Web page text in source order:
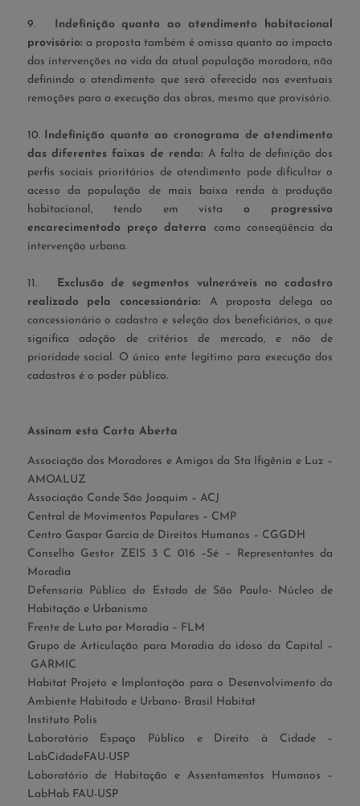
9. Indefinição quanto ao atendimento habitacional
provisório: a proposta também é omissa quanto ao impacto
das intervenções na vida da atual população moradora, não
definindo o atendimento que será oferecido nas eventuais
remoções para a execução das obras, mesmo que provisório.
10. Indefinição quanto ao cronograma de atendimento
das diferentes faixas de renda:A falta de definição dos
perfis sociais prioritários de atendimento pode dificultar o
acesso da população de mais baixa renda à produção
habitacional, tendo em vista o progressivo
encarecimentodo preço daterra como conseqüência da
intervenção urbana.
11. Exclusão de segmentos vulneráveis no cadastro
realizado pela concessionária: A proposta delega ao
concessionário o cadastro e seleção dos beneficiários, o que
significa adoção de critérios de mercado, e não de
prioridade social. O único ente legítimo para execução dos
cadastros é o poder público.
Assinam esta Carta Aberta
Associação dos Moradores e Amigos da Sta Ifigênia e Luz –
AMOALUZ
Associação Conde São Joaquim – ACJ
Central de Movimentos Populares – CMP
Centro Gaspar Garcia de Direitos Humanos – CGGDH
Conselho Gestor ZEIS 3 C 016 –Sé – Representantes da
Moradia
Defensoria Pública do Estado de São Paulo- Núcleo de
Habitação e Urbanismo
Frente de Luta por Moradia – FLM
Grupo de Articulação para Moradia do idoso da Capital –
GARMIC
Habitat Projeto e Implantação para o Desenvolvimento do
Ambiente Habitado e Urbano- Brasil Habitat
Instituto Polis
Laboratório Espaço Público e Direito à Cidade –
LabCidadeFAU-USP
Laboratório de Habitação e Assentamentos Humanos –
LabHab FAU-USP